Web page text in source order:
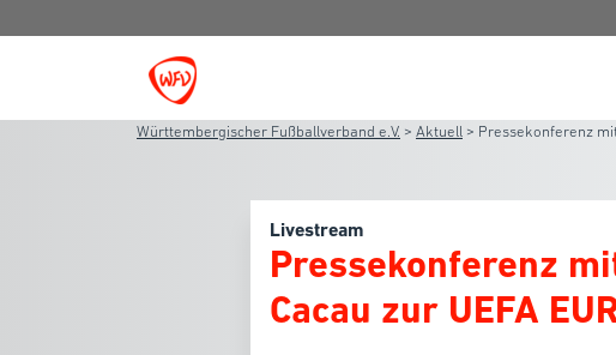
Württembergischer Fußballverband e.V. > Aktuell > Pressekonferenz
Livestream
Pressekonferenz
Cacau zur UEFA